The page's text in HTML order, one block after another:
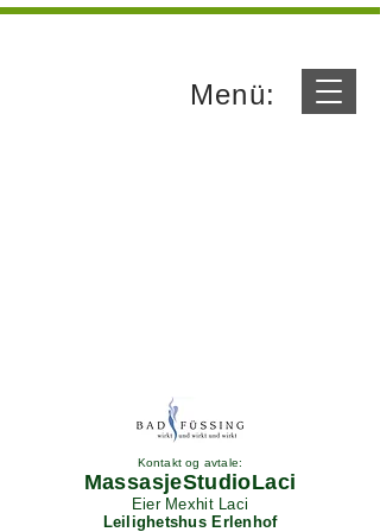
Menü:
Kontakt og avtale:
MassasjeStudioLaci
Eier Mexhit Laci
Leilighetshus Erlenhof